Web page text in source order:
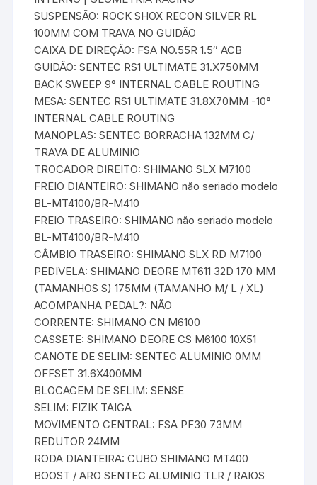
SUSPENSÃO: ROCK SHOX RECON SILVER RL
100MM COM TRAVA NO GUIDÃO
CAIXA DE DIREÇÃO: FSA NO.55R 1.5″ ACB
GUIDÃO: SENTEC RS1 ULTIMATE 31.X750MM
BACK SWEEP 9° INTERNAL CABLE ROUTING
MESA: SENTEC RS1 ULTIMATE 31.8X70MM -10°
INTERNAL CABLE ROUTING
MANOPLAS: SENTEC BORRACHA 132MM C/
TRAVA DE ALUMINIO
TROCADOR DIREITO: SHIMANO SLX M7100
FREIO DIANTEIRO: SHIMANO não seriado modelo
BL-MT4100/BR-M410
FREIO TRASEIRO: SHIMANO não seriado modelo
BL-MT4100/BR-M410
CÂMBIO TRASEIRO: SHIMANO SLX RD M7100
PEDIVELA: SHIMANO DEORE MT611 32D 170 MM
(TAMANHOS S) 175MM (TAMANHO M/ L / XL)
ACOMPANHA PEDAL?: NÃO
CORRENTE: SHIMANO CN M6100
CASSETE: SHIMANO DEORE CS M6100 10X51
CANOTE DE SELIM: SENTEC ALUMINIO 0MM
OFFSET 31.6X400MM
BLOCAGEM DE SELIM: SENSE
SELIM: FIZIK TAIGA
MOVIMENTO CENTRAL: FSA PF30 73MM
REDUTOR 24MM
RODA DIANTEIRA: CUBO SHIMANO MT400
BOOST / ARO SENTEC ALUMINIO TLR / RAIOS